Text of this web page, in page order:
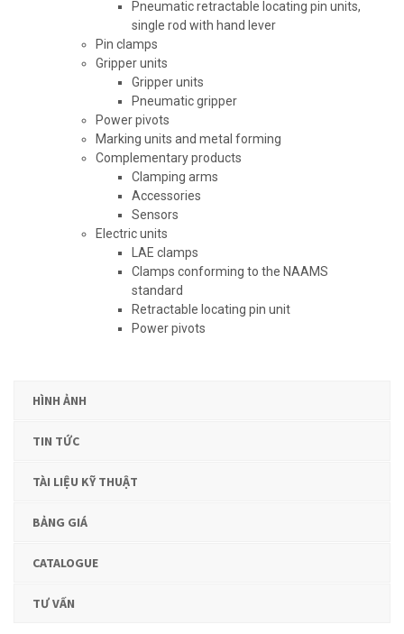
Pneumatic retractable locating pin units,
single rod with hand lever
Pin clamps
Gripper units
Gripper units
Pneumatic gripper
Power pivots
Marking units and metal forming
Complementary products
Clamping arms
Accessories
Sensors
Electric units
LAE clamps
Clamps conforming to the NAAMS
standard
Retractable locating pin unit
Power pivots
HÌNH ẢNH
TIN TỨC
TÀI LIỆU KỸ THUẬT
BẢNG GIÁ
CATALOGUE
TƯ VẤN